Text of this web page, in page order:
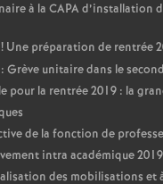
à la CAPA d’installation
! Une préparation de rentrée
Grève unitaire dans le
pour la rentrée 2019 : la
de la fonction de
intra académique 2019
des mobilisations et